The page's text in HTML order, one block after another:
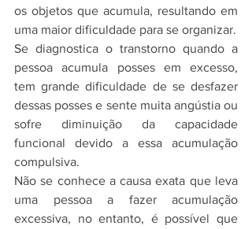
os objetos que acumula, resultando em
uma maior dificuldade para se organizar.
Se diagnostica o transtorno quando a
pessoa acumula posses em excesso,
tem grande dificuldade de se desfazer
dessas posses e sente muita angústia ou
sofre diminuição da capacidade
funcional devido a essa acumulação
compulsiva.
Não se conhece a causa exata que leva
uma pessoa a fazer acumulação
excessiva, no entanto, é possível que